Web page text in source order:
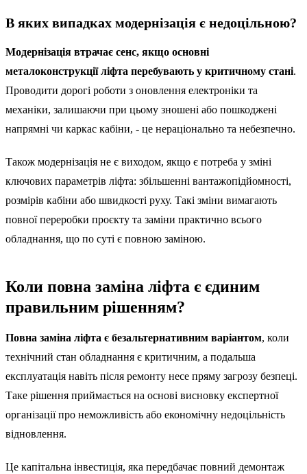
В яких випадках модернізація є недоцільною?
Модернізація втрачає сенс, якщо основні
металоконструкції ліфта перебувають у критичному стані.
Проводити дорогі роботи з оновлення електроніки та
механіки, залишаючи при цьому зношені або пошкоджені
напрямні чи каркас кабіни, - це нераціонально та небезпечно.
Також модернізація не є виходом, якщо є потреба у зміні
ключових параметрів ліфта: збільшенні вантажопідйомності,
розмірів кабіни або швидкості руху. Такі зміни вимагають
повної переробки проєкту та заміни практично всього
обладнання, що по суті є повною заміною.
Коли повна заміна ліфта є єдиним
правильним рішенням?
Повна заміна ліфта є безальтернативним варіантом, коли
технічний стан обладнання є критичним, а подальша
експлуатація навіть після ремонту несе пряму загрозу безпеці.
Таке рішення приймається на основі висновку експертної
організації про неможливість або економічну недоцільність
відновлення.
Це капітальна інвестиція, яка передбачає повний демонтаж